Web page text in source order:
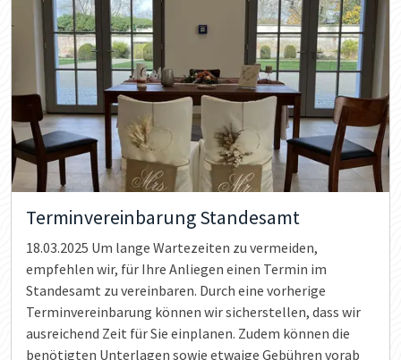
Terminvereinbarung Standesamt
18.03.2025 Um lange Wartezeiten zu vermeiden,
empfehlen wir, für Ihre Anliegen einen Termin im
Standesamt zu vereinbaren. Durch eine vorherige
Terminvereinbarung können wir sicherstellen, dass wir
ausreichend Zeit für Sie einplanen. Zudem können die
benötigten Unterlagen sowie etwaige Gebühren vorab